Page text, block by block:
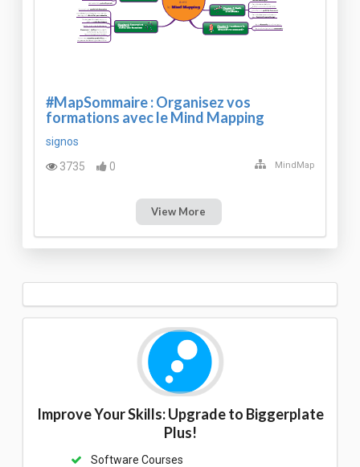
#MapSommaire : Organisez vos
formations avec le Mind Mapping
signos
3735
0 MindMap
View More
Improve Your Skills: Upgrade to Biggerplate
Plus!
Software Courses